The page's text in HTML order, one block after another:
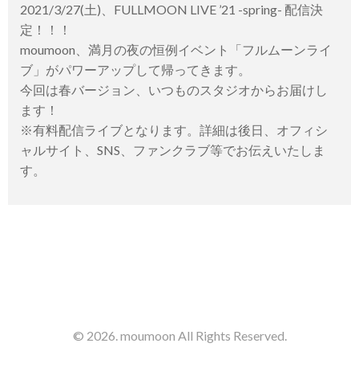
2021/3/27(土)、FULLMOON LIVE ’21 -spring- 配信決
定！！！
moumoon、満月の夜の恒例イベント「フルムーンライ
ブ」がパワーアップして帰ってきます。
今回は春バージョン、いつものスタジオからお届けし
ます！
※有料配信ライブとなります。詳細は後日、オフィシ
ャルサイト、SNS、ファンクラブ等でお伝えいたしま
す。
© 2026. moumoon All Rights Reserved.